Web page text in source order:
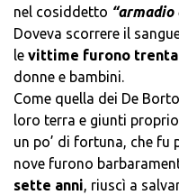
nel cosiddetto “armadio
Doveva scorrere il
le vittime furono
donne e bambini.
Come quella dei De
loro terra e giunti
un po’ di fortuna, che fu
nove furono
sette anni, riuscì a